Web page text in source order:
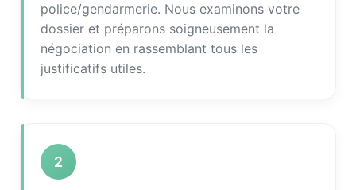
police/gendarmerie. Nous examinons votre
dossier et préparons soigneusement la
négociation en rassemblant tous les
justificatifs utiles.
2